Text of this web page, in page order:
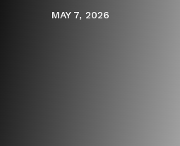
MAY 7, 2026